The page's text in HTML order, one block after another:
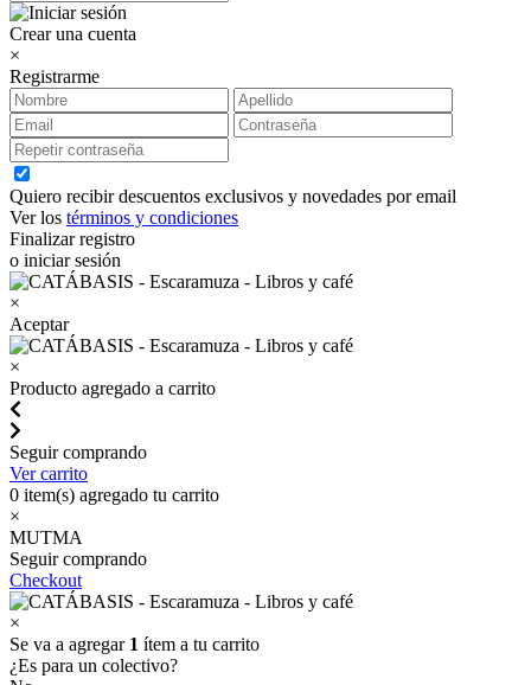
Crear una cuenta
×
Registrarme
Quiero recibir descuentos exclusivos y novedades por email
Ver los términos y condiciones
Finalizar registro
o iniciar sesión
×
Aceptar
×
Producto agregado a carrito
Seguir comprando
Ver carrito
0 item(s) agregado tu carrito
×
MUTMA
Seguir comprando
Checkout
×
Se va a agregar 1 ítem a tu carrito
¿Es para un colectivo?